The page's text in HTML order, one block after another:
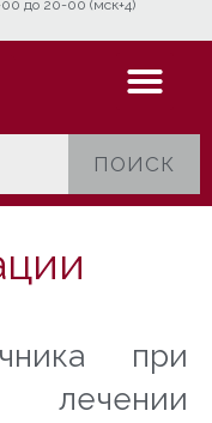
до 20-00 (мск+4)
ПОИСК
при
лечении